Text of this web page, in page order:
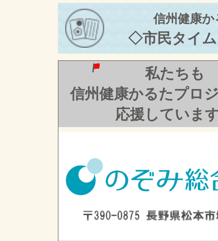
信州健康
◇市民タイ
私たちも
信州健康かるたプロ
応援していま